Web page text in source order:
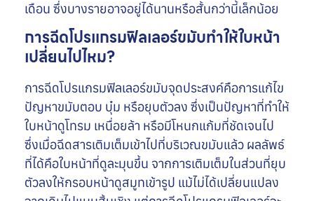
เดือน ซึ่งบางรายอาจอยู่ได้นานหรือสั้นกว่านี้เล็กน้อย
การฉีดโปรแกรมฟิลเลอร์ขมับทำให้ใบหน้า
เปลี่ยนไปไหม?
การฉีดโปรแกรมฟิลเลอร์ขมับจุดประสงค์คือการแก้ไข
ปัญหาขมับตอบ บุ๋ม หรือยุบตัวลง ซึ่งเป็นปัญหาที่ทำให้
ใบหน้าดูโทรม เหนื่อยล้า หรือมีโหนกแก้มที่ชัดเจนไป
ซึ่งเมื่อฉีดสารเติมเต็มเข้าไปที่บริเวณขมับแล้ว ผลลัพธ์
ที่ได้คือใบหน้าที่ดูละมุนขึ้น จากการเติมเต็มในส่วนที่ยุบ
ตัวลงให้กรอบหน้าดูสมูทเข้ารูป แม้ไม่ได้เปลี่ยนแปลง